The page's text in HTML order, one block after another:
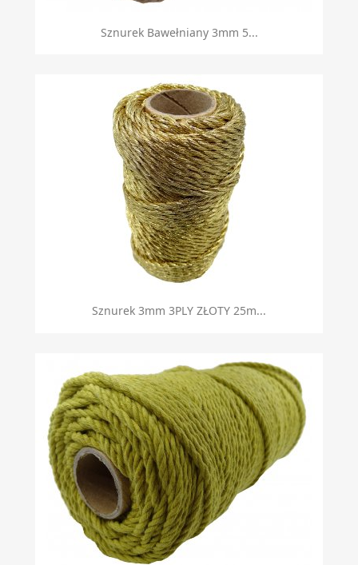
Sznurek Bawełniany 3mm 5...
Sznurek 3mm 3PLY ZŁOTY 25m...